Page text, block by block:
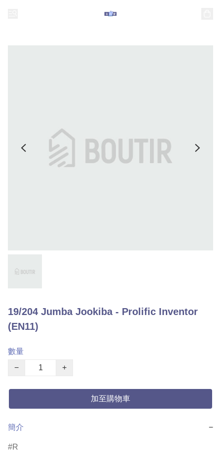
19/204 Jumba Jookiba - Prolific Inventor
(EN11)
數量
−
+
加至購物車
簡介 −
R